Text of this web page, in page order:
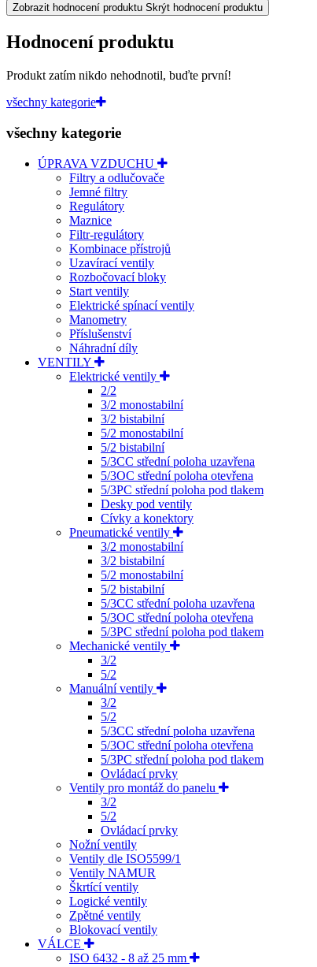
Zobrazit hodnocení produktu Skrýt hodnocení produktu
Hodnocení produktu
Produkt zatím nikdo nehodnotil, buďte první!
všechny kategorie
všechny kategorie
ÚPRAVA VZDUCHU
Filtry a odlučovače
Jemné filtry
Regulátory
Maznice
Filtr-regulátory
Kombinace přístrojů
Uzavírací ventily
Rozbočovací bloky
Start ventily
Elektrické spínací ventily
Manometry
Příslušenství
Náhradní díly
VENTILY
Elektrické ventily
2/2
3/2 monostabilní
3/2 bistabilní
5/2 monostabilní
5/2 bistabilní
5/3CC střední poloha uzavřena
5/3OC střední poloha otevřena
5/3PC střední poloha pod tlakem
Desky pod ventily
Cívky a konektory
Pneumatické ventily
3/2 monostabilní
3/2 bistabilní
5/2 monostabilní
5/2 bistabilní
5/3CC střední poloha uzavřena
5/3OC střední poloha otevřena
5/3PC střední poloha pod tlakem
Mechanické ventily
3/2
5/2
Manuální ventily
3/2
5/2
5/3CC střední poloha uzavřena
5/3OC střední poloha otevřena
5/3PC střední poloha pod tlakem
Ovládací prvky
Ventily pro montáž do panelu
3/2
5/2
Ovládací prvky
Nožní ventily
Ventily dle ISO5599/1
Ventily NAMUR
Škrtící ventily
Logické ventily
Zpětné ventily
Blokovací ventily
VÁLCE
ISO 6432 - 8 až 25 mm